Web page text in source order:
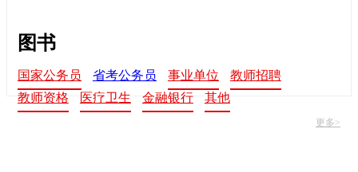
图书
国家公务员 省考公务员 事业单位
教师招聘
教师资格
医疗卫生 金融银行 其他
更多>